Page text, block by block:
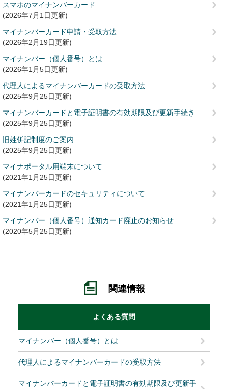
スマホのマイナンバーカード
2026年7月1日更新
マイナンバーカード申請・受取方法
2026年2月19日更新
マイナンバー（個人番号）とは
2026年1月5日更新
代理人によるマイナンバーカードの受取方法
2025年9月25日更新
マイナンバーカードと電子証明書の有効期限及び更新手続き
2025年9月25日更新
旧姓併記制度のご案内
2025年9月25日更新
マイナポータル用端末について
2021年1月25日更新
マイナンバーカードのセキュリティについて
2021年1月25日更新
マイナンバー（個人番号）通知カード廃止のお知らせ
2020年5月25日更新
関連情報
よくある質問
マイナンバー（個人番号）とは
代理人によるマイナンバーカードの受取方法
マイナンバーカードと電子証明書の有効期限及び更新手